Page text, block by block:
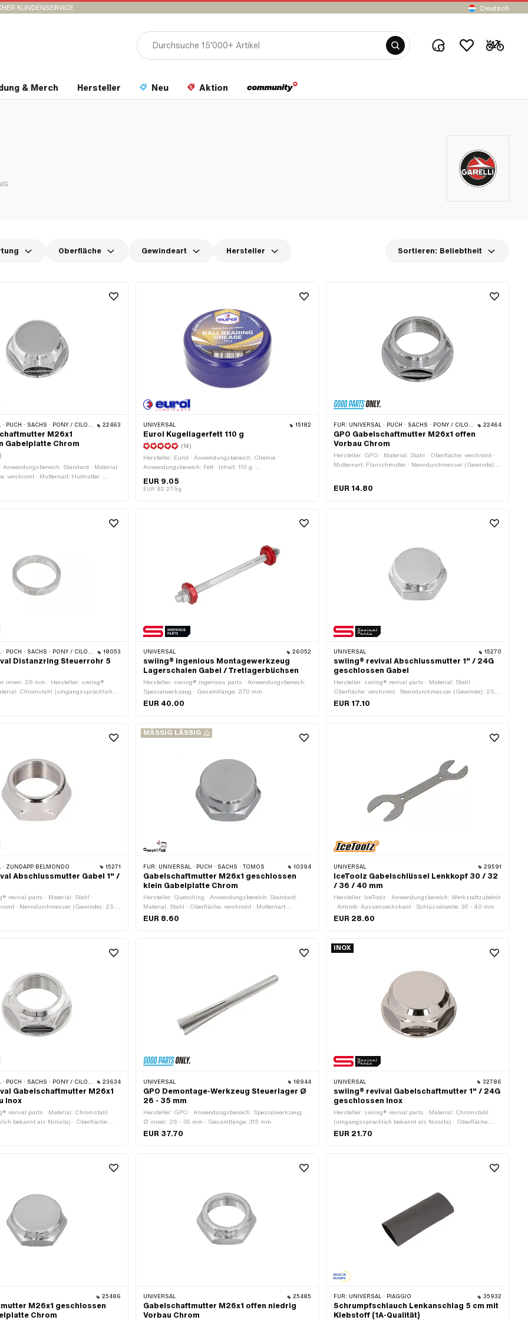
KUNDENSERVICE Deutsch
& Merch Hersteller Neu Aktion
Oberfläche Gewindeart Hersteller Sortieren: Beliebtheit
· PONY / CILO (BETA 521 & 512) · ZÜNDAPP BELMONDO · TOMOS 22463
M26x1
Gabelplatte Chrom
Anwendungsbereich: Standard · Material:
verchromt · Mutternart: Hutmutter ·
(Gewinde): 26 mm · Antrieb:
MF26x1 (Feingewinde)
UNIVERSAL 15182
Eurol Kugellagerfett 110 g
(14)
Hersteller: Eurol · Anwendungsbereich: Chemie ·
Anwendungsbereich: Fett · Inhalt: 110 g ·
EUR 9.05
EUR 82.27/kg
FÜR: UNIVERSAL · PUCH · SACHS · PONY / CILO (BETA 521 & 512) · ZÜNDAPP BELMONDO · TOMOS 22464
GPO Gabelschaftmutter M26x1 offen
Vorbau Chrom
Hersteller: GPO · Material: Stahl · Oberfläche: verchromt ·
Mutternart: Flanschmutter · Nenndurchmesser (Gewinde):
11.5 mm · Ø aussen: 36.5 mm · Gewindeart: MF26x1
EUR 14.80
· PONY / CILO (BETA 521 & 512) · ZÜNDAPP BELMONDO 18053
Distanzring Steuerrohr 5
innen: 26 mm · Hersteller: swiing®
Chromstahl (umgangssprachlich
· Ø innen: 26.2 mm · Ø aussen: 32
UNIVERSAL 26052
swiing® ingenious Montagewerkzeug
Lagerschalen Gabel / Tretlagerbüchsen
Hersteller: swiing® ingenious parts · Anwendungsbereich:
Spezialwerkzeug · Gesamtlänge: 270 mm
EUR 40.00
UNIVERSAL 15270
swiing® revival Abschlussmutter 1" / 24G
geschlossen Gabel
Hersteller: swiing® revival parts · Material: Stahl ·
Oberfläche: verchromt · Nenndurchmesser (Gewinde): 25.4
mm · Antrieb: Aussensechskant · Gewindeart: FG25.4 (1"
EUR 17.10
· ZÜNDAPP BELMONDO 15271
Abschlussmutter Gabel 1" /
revival parts · Material: Stahl ·
· Nenndurchmesser (Gewinde): 25.4
· Höhe: 13.7 mm ·
MÄSSIG LÄSSIG
FÜR: UNIVERSAL · PUCH · SACHS · TOMOS 10394
Gabelschaftmutter M26x1 geschlossen
klein Gabelplatte Chrom
Hersteller: Quenching · Anwendungsbereich: Standard ·
Material: Stahl · Oberfläche: verchromt · Mutternart:
Hutmutter · Nenndurchmesser (Gewinde): 26 mm · Antrieb:
EUR 8.60
UNIVERSAL 29591
IceToolz Gabelschlüssel Lenkkopf 30 / 32
/ 36 / 40 mm
Hersteller: IceToolz · Anwendungsbereich: Werkstattzubehör
· Antrieb: Aussensechskant · Schlüsselweite: 30 - 40 mm
EUR 28.60
· PONY / CILO (BETA 521 & 512) · ZÜNDAPP BELMONDO · TOMOS 23634
Gabelschaftmutter M26x1
Inox
revival parts · Material: Chromstahl
bekannt als Nirosta) · Oberfläche:
Überwurfmutter · Nenndurchmesser
UNIVERSAL 18944
GPO Demontage-Werkzeug Steuerlager Ø
26 - 35 mm
Hersteller: GPO · Anwendungsbereich: Spezialwerkzeug ·
Ø innen: 26 - 35 mm · Gesamtlänge: 315 mm
EUR 37.70
INOX
UNIVERSAL 32786
swiing® revival Gabelschaftmutter 1" / 24G
geschlossen Inox
Hersteller: swiing® revival parts · Material: Chromstahl
(umgangssprachlich bekannt als Nirosta) · Oberfläche:
poliert · Mutternart: Sechskantmutter · Antrieb:
EUR 21.70
25486
M26x1 geschlossen
Chrom
UNIVERSAL 25485
Gabelschaftmutter M26x1 offen niedrig
Vorbau Chrom
FÜR: UNIVERSAL · PIAGGIO 35932
Schrumpfschlauch Lenkanschlag 5 cm mit
Klebstoff (1A-Qualität)